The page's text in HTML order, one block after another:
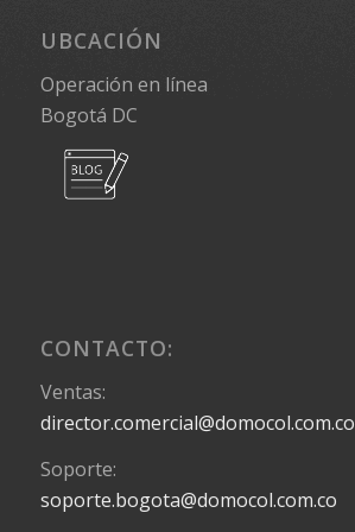
UBCACIÓN
Operación en línea
Bogotá DC
CONTACTO:
Ventas:
director.comercial@domocol.com.co
Soporte:
soporte.bogota@domocol.com.co